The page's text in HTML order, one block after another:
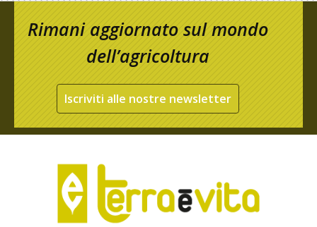
Rimani aggiornato sul mondo
dell’agricoltura
Iscriviti alle nostre newsletter